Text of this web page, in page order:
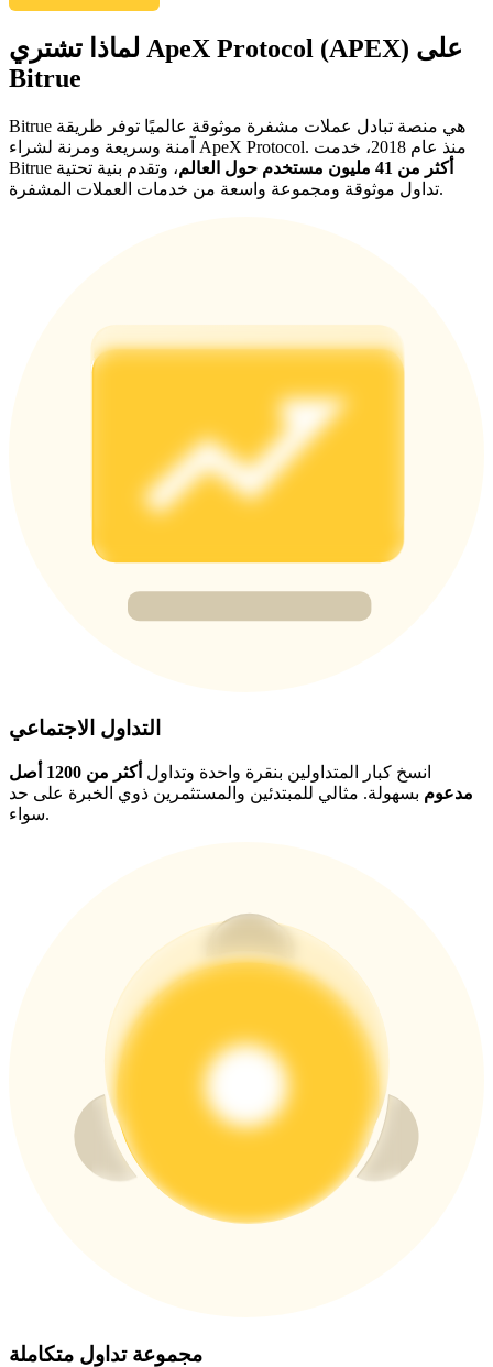
الإحالة
قم بدعوة صديق لتحصل على مكافآت نقدية
BTC Welcome Rewards
BTC Welcome Rewards
Deposit & Trade BTC to Share 25000 USDT prize pool!
Deposit CASHCAT & Win
Exclusive for BitMart Users
Register & Trade to Win 500,000 USDT
USDT New User Exclusive 10% APR
USDT Flexible Staking | Daily Rewards
BTC New User Exclusive: 6.5% APR
BTC Flexible Staking | Daily Rewards
لماذا تشتري ApeX Protocol (APEX) على
Bitrue
Bitrue هي منصة تبادل عملات مشفرة موثوقة عالميًا توفر طريقة
آمنة وسريعة ومرنة لشراء ApeX Protocol. منذ عام 2018، خدمت
Bitrue
أكثر من 41 مليون مستخدم حول العالم
، وتقدم بنية تحتية
تداول موثوقة ومجموعة واسعة من خدمات العملات المشفرة.
التداول الاجتماعي
انسخ كبار المتداولين بنقرة واحدة وتداول
أكثر من 1200 أصل
مدعوم بسهولة. مثالي للمبتدئين والمستثمرين ذوي الخبرة على حد
سواء.
مجموعة تداول متكاملة